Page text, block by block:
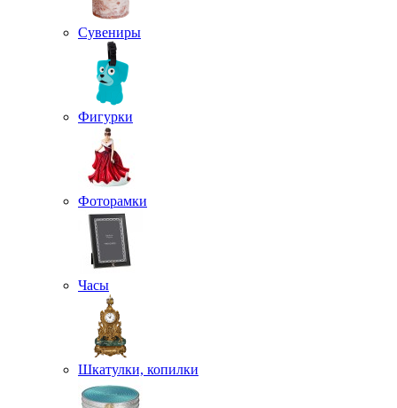
Сувениры
Фигурки
Фоторамки
Часы
Шкатулки, копилки